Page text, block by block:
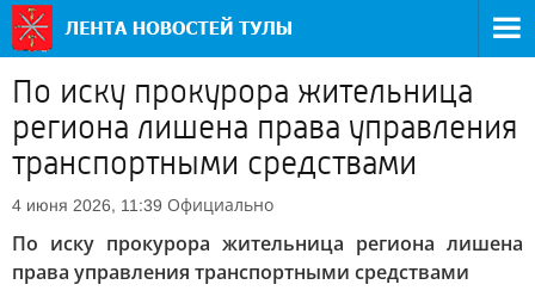
По иску прокурора жительница
региона лишена права управления
транспортными средствами
4 июня 2026, 11:39 Официально
По иску прокурора жительница региона лишена
права управления транспортными средствами